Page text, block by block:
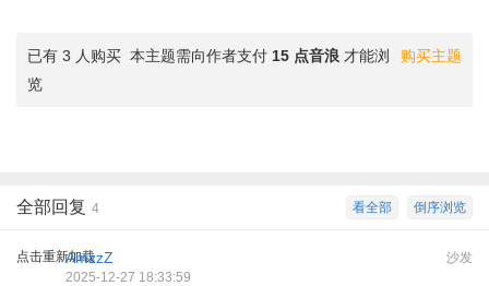
购买主题
已有 3 人购买 本主题需向作者支付 15 点音浪 才能浏
览
倒序浏览
看全部
全部回复 4
点击重新加载 沙发
AmzzZ
2025-12-27 18:33:59